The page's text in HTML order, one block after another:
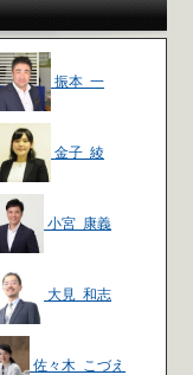
振本 一
金子 綾
小宮 康義
大見 和志
佐々木 こづえ